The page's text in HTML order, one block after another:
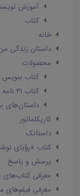
آموزش
کتاب
خانه
داستان زندگی
محصولات
کتاب بنویس
کتاب 41 نامه به خودم
داستان‌های
کاریکلماتور
داستانک‌
کتاب «رؤیای
پرسش و پاسخ
معرفی کتاب‌های
معرفی فیلم‌های